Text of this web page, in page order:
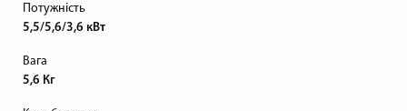
Потужність
5,5/5,6/3,6 кВт
Вага
5,6 Кг